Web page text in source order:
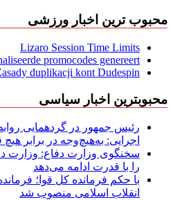
محبوب ترین اخبار ورزشی
Lizaro Session Time Limits
promocodes genereert
duplikacji kont Dudespin
محبوبترین اخبار سیاسی
رئیس جمهور در گردهمایی
اجرایی: به‌هیچ‌وجه در برابر
سخنگوی وزارت دفاع: وزارت
را با قدرت ادامه می‌دهد
با حکم فرمانده کل قوا؛
انقلاب اسلامی منصوب شد